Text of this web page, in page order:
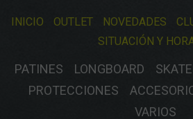
INICIO OUTLET NOVEDADES
SITUACIÓN Y
PATINES LONGBOARD
PROTECCIONES
VARIOS